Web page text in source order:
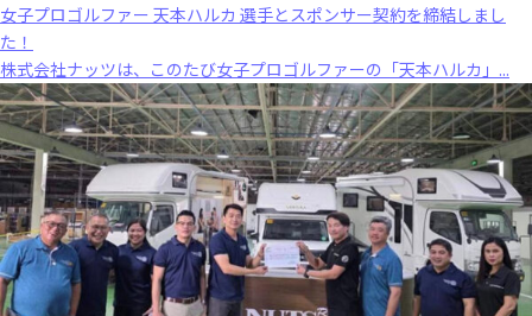
女子プロゴルファー 天本ハルカ 選手とスポンサー契約を締結しまし
た！
株式会社ナッツは、このたび女子プロゴルファーの「天本ハルカ」...